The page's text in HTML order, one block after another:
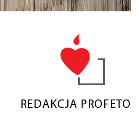
REDAKCJA PROFETO